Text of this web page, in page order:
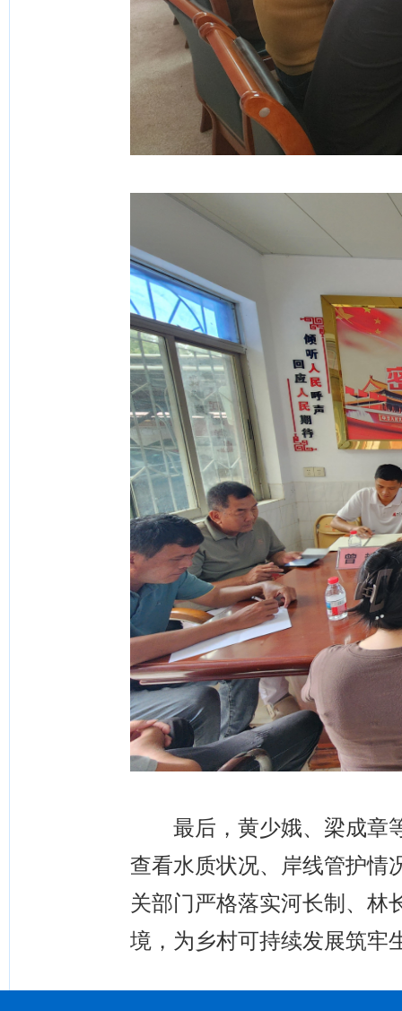
最后，黄少娥、梁成章等
查看水质状况、岸线管护情
关部门严格落实河长制、林
境，为乡村可持续发展筑牢